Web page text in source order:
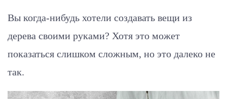
Вы когда-нибудь хотели создавать вещи из
дерева своими руками? Хотя это может
показаться слишком сложным, но это далеко не
так.